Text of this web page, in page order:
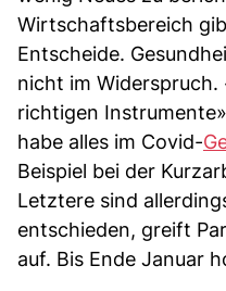
Wirtschaftsbereich
Entscheide.
nicht im Widerspruch.
richtigen
habe alles im Covid-
Beispiel bei der
Letztere sind
entschieden, greift
auf. Bis Ende Januar